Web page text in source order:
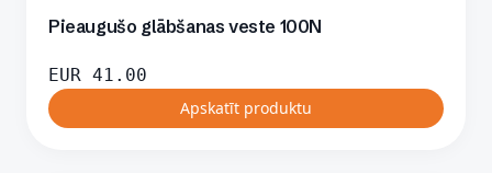
Pieaugušo glābšanas veste 100N
EUR 41.00
Apskatīt produktu